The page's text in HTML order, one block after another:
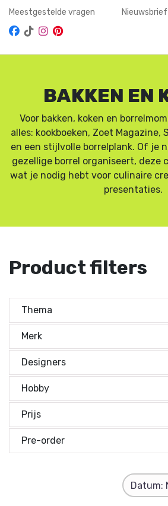
Meestgestelde vragen Nieuwsbrief
BAKKEN EN
Voor bakken, koken en
alles: kookboeken, Zoet Magazine,
en een stijlvolle borrelplank. Of je
gezellige borrel organiseert, deze
wat je nodig hebt voor culinaire
presentaties.
Product filters
Thema
Merk
Designers
Hobby
Prijs
Prijs indicatie
Pre-order
Sort